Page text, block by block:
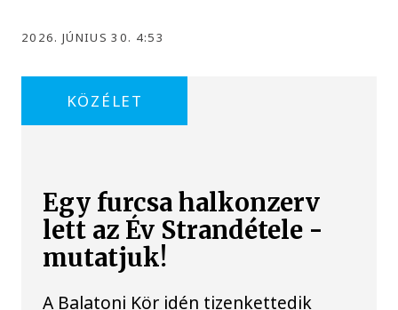
2026. JÚNIUS 30. 4:53
KÖZÉLET
Egy furcsa halkonzerv
lett az Év Strandétele -
mutatjuk!
A Balatoni Kör idén tizenkettedik